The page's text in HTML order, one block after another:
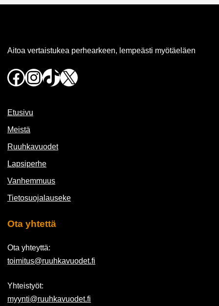
Aitoa vertaistukea perhearkeen, lempeästi myötäeläen
Facebook
Instagram
TikTok
X
Etusivu
Meistä
Ruuhkavuodet
Lapsiperhe
Vanhemmuus
Tietosuojalauseke
Ota yhtettä
Ota yhteyttä:
toimitus@ruuhkavuodet.fi
Yhteistyöt:
myynti@ruuhkavuodet.fi